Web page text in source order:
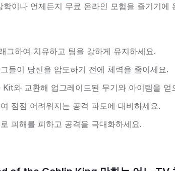
이나 언제든지 무료 온라인 모험을 즐기기에
그하여 치유하고 팀을 강하게 유지하세요.
들이 당신을 압도하기 전에 체력을 줄이세요.
와 교환해 업그레이드된 무기와 아이템을 얻
점점 어려워지는 공격 파도에 대비하세요.
피해를 피하고 공격을 극대화하세요.